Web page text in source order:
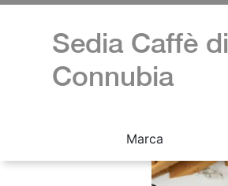
Sedia Caffè di
Connubia
Marca